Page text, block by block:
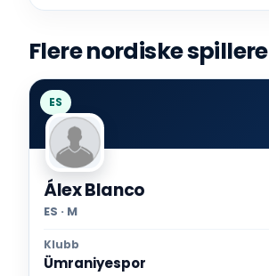
Flere nordiske spillere
ES
Álex Blanco
ES · M
Klubb
Ümraniyespor